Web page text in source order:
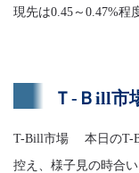
現先は0.45～0.47%程
Ｔ-Ｂill市
T-Bill市場 本日のT-
控え、様子見の時合い